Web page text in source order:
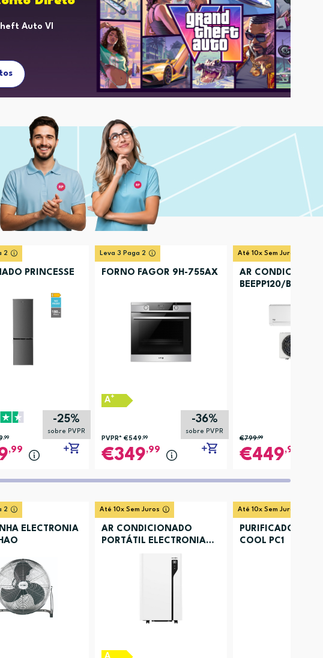
Auto Vl
2
PRINCESSE
-25%
sobre PVPR
,99
,99
Leva 3 Paga 2
FORNO FAGOR 9H-755AX
-36%
sobre PVPR
A+
PVPR* €549,99
349,99
Até 10x Sem Juros
AR
BEEPP120/
€799,99
449,99
2
ELECTRONIA
Até 10x Sem Juros
AR CONDICIONADO
PORTÁTIL ELECTRONIA
Até 10x Sem Juros
PURIFICADOR AR
COOL PC1